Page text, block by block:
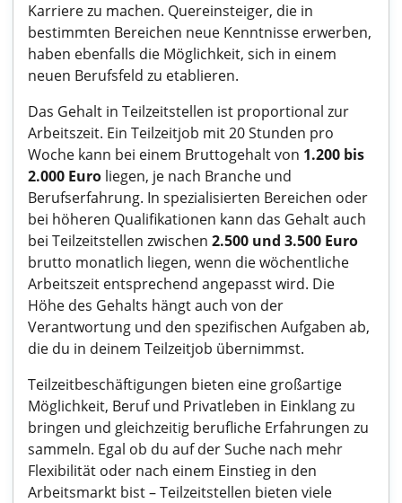
Karriere zu machen. Quereinsteiger, die in
bestimmten Bereichen neue Kenntnisse erwerben,
haben ebenfalls die Möglichkeit, sich in einem
neuen Berufsfeld zu etablieren.
Das Gehalt in Teilzeitstellen ist proportional zur
Arbeitszeit. Ein Teilzeitjob mit 20 Stunden pro
Woche kann bei einem Bruttogehalt von 1.200 bis
2.000 Euro liegen, je nach Branche und
Berufserfahrung. In spezialisierten Bereichen oder
bei höheren Qualifikationen kann das Gehalt auch
bei Teilzeitstellen zwischen 2.500 und 3.500 Euro
brutto monatlich liegen, wenn die wöchentliche
Arbeitszeit entsprechend angepasst wird. Die
Höhe des Gehalts hängt auch von der
Verantwortung und den spezifischen Aufgaben ab,
die du in deinem Teilzeitjob übernimmst.
Teilzeitbeschäftigungen bieten eine großartige
Möglichkeit, Beruf und Privatleben in Einklang zu
bringen und gleichzeitig berufliche Erfahrungen zu
sammeln. Egal ob du auf der Suche nach mehr
Flexibilität oder nach einem Einstieg in den
Arbeitsmarkt bist – Teilzeitstellen bieten viele